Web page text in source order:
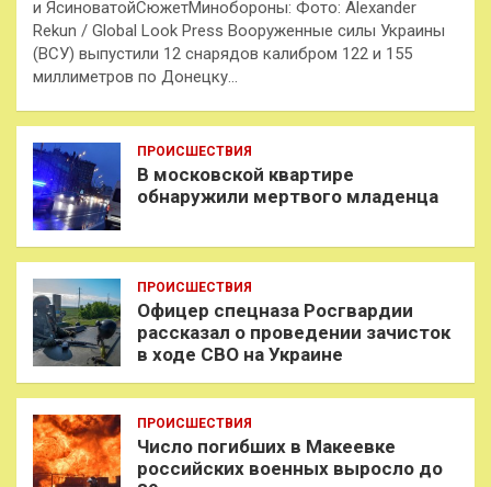
и ЯсиноватойСюжетМинобороны: Фото: Alexander
Rekun / Global Look Press Вооруженные силы Украины
(ВСУ) выпустили 12 снарядов калибром 122 и 155
миллиметров по Донецку…
ПРОИСШЕСТВИЯ
В московской квартире
обнаружили мертвого младенца
ПРОИСШЕСТВИЯ
Офицер спецназа Росгвардии
рассказал о проведении зачисток
в ходе СВО на Украине
ПРОИСШЕСТВИЯ
Число погибших в Макеевке
российских военных выросло до